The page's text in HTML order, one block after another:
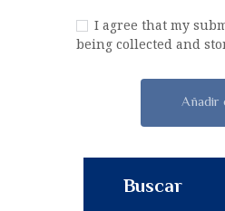
I agree that my
being collected and
Buscar